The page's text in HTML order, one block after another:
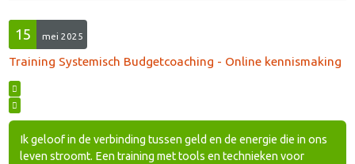
15 mei 2025
Training Systemisch Budgetcoaching - Online kennismaking
Ik geloof in de verbinding tussen geld en de energie die in ons
leven stroomt. Een training met tools en technieken voor